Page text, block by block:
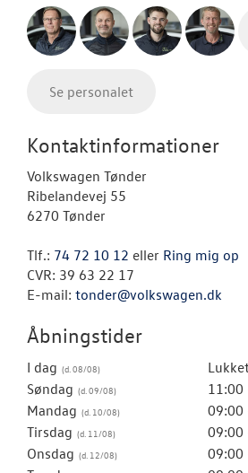
Se personalet
Kontaktinformationer
Volkswagen Tønder
Ribelandevej 55
6270 Tønder
Tlf.: 74 72 10 12 eller Ring mig op
CVR: 39 63 22 17
E-mail: tonder@volkswagen.dk
Åbningstider
I dag
Søndag
11:00
Mandag
09:00
Tirsdag
09:00
Onsdag
09:00